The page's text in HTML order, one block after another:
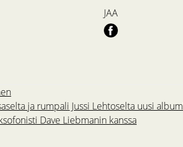
JAA
ja rumpali Jussi Lehtoselta uusi
Dave Liebmanin kanssa